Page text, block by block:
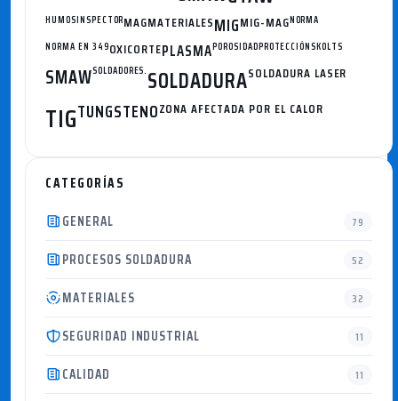
HUMOSINSPECTORMAGMATERIALESMIGMIG-MAGNORMA
NORMA EN 349OXICORTEPLASMAPOROSIDADPROTECCIÓNSKOLTS
SMAWSOLDADORES.SOLDADURASOLDADURA LASER
TIGTUNGSTENOZONA AFECTADA POR EL CALOR
CATEGORÍAS
GENERAL
79
PROCESOS SOLDADURA 52
MATERIALES 32
SEGURIDAD INDUSTRIAL 11
CALIDAD 11